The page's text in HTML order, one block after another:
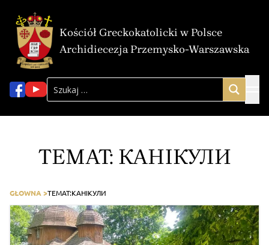
Kościół Greckokatolicki w Polsce
Archidiecezja Przemysko-Warszawska
TEMAT: КАНІКУЛИ
GŁOWNA >TEMAT:КАНІКУЛИ